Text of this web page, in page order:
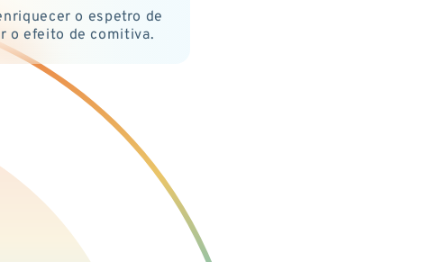
o espetro de
o efeito de comitiva.